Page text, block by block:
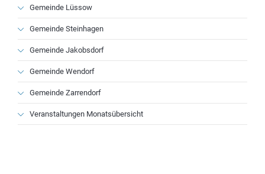
Gemeinde Lüssow
Gemeinde Steinhagen
Gemeinde Jakobsdorf
Gemeinde Wendorf
Gemeinde Zarrendorf
Veranstaltungen Monatsübersicht